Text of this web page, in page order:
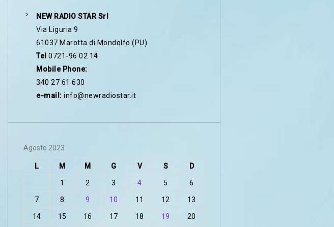
NEW RADIO STAR Srl
Via Liguria 9
61037 Marotta di Mondolfo (PU)
Tel 0721-96 02 14
Mobile Phone:
340 27 61 630
e-mail: info@newradiostar.it
Agosto 2023
L M M G V S D
1 2 3 4 5 6
7 8 9 10 11 12 13
14 15 16 17 18 19 20